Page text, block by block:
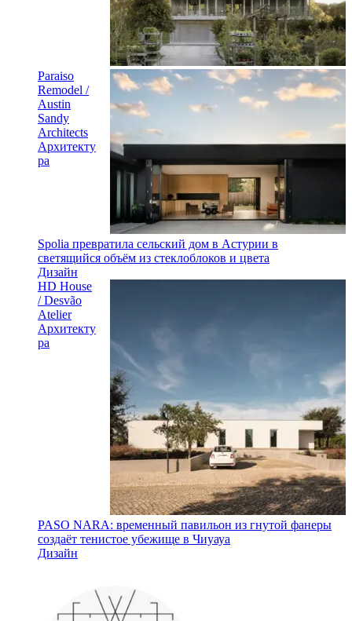
Paraiso
Remodel /
Austin
Sandy
Architects
Архитекту
ра
Spolia превратила сельский дом в Астурии в
светящийся объём из стеклоблоков и цвета
Дизайн
HD House
/ Desvão
Atelier
Архитекту
ра
PASO NARA: временный павильон из гнутой фанеры
создаёт тенистое убежище в Чиуауа
Дизайн